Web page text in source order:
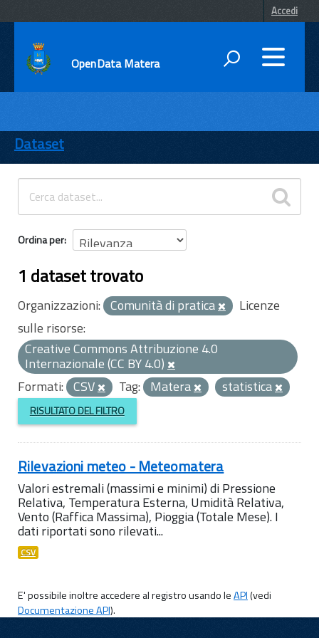
Accedi
OpenData Matera
ENTI
TEMI
INFORMAZIONI
Dataset
Ordina per
1 dataset trovato
Organizzazioni: Comunità di pratica
Licenze
sulle risorse:
Creative Commons Attribuzione 4.0
Internazionale (CC BY 4.0)
Formati: CSV Tag: Matera statistica
RISULTATO DEL FILTRO
Rilevazioni meteo - Meteomatera
Valori estremali (massimi e minimi) di Pressione
Relativa, Temperatura Esterna, Umidità Relativa,
Vento (Raffica Massima), Pioggia (Totale Mese). I
dati riportati sono rilevati...
CSV
E' possibile inoltre accedere al registro usando leAPI(vedi
Documentazione API).